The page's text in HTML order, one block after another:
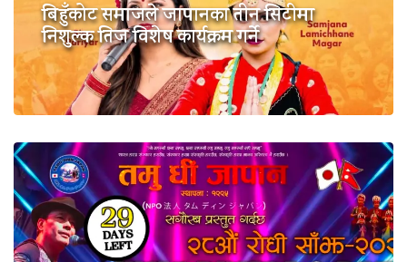
बिहुँकोट समाजले जापानका तीन सिटीमा
निशुल्क तिज विशेष कार्यक्रम गर्ने